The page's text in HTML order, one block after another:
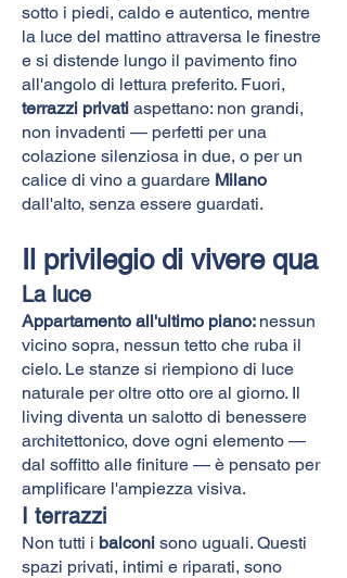
sotto i piedi, caldo e autentico, mentre
la luce del mattino attraversa le finestre
e si distende lungo il pavimento fino
all'angolo di lettura preferito. Fuori,
terrazzi privati aspettano: non grandi,
non invadenti — perfetti per una
colazione silenziosa in due, o per un
calice di vino a guardare Milano
dall'alto, senza essere guardati.
Il privilegio di vivere qua
La luce
Appartamento all'ultimo piano: nessun
vicino sopra, nessun tetto che ruba il
cielo. Le stanze si riempiono di luce
naturale per oltre otto ore al giorno. Il
living diventa un salotto di benessere
architettonico, dove ogni elemento —
dal soffitto alle finiture — è pensato per
amplificare l'ampiezza visiva.
I terrazzi
Non tutti i balconi sono uguali. Questi
spazi privati, intimi e riparati, sono